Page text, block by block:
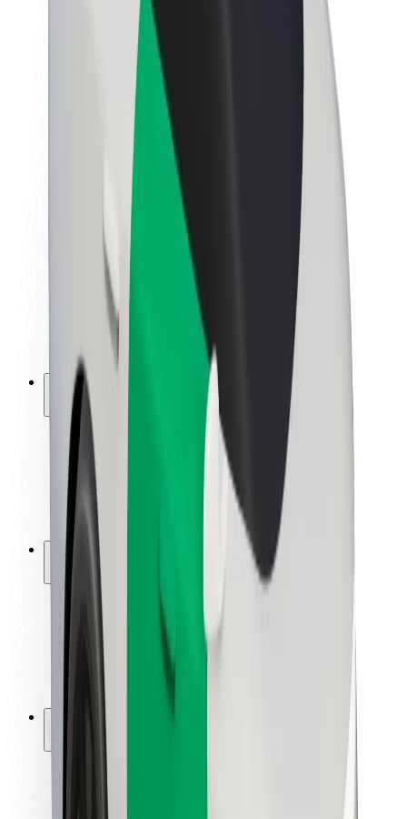
Informazioni Su Bolt
Sostenibilità in Bolt
Project Zero
Sala stampa
Linee guida del marchio
Missione
Relazioni con gli investitori
Leadership
Marca
Media
Fondo Urban
Sicurezza
Viaggia in sicurezza
Guida in sicurezza
Vai in sicurezza
Laboratorio sulla Sicurezza
Città
Posizioni
Soluzioni Per la Città
Aeroporti
Stazioni di ricarica
Supporto
Per i Guidatori
Per i conducenti